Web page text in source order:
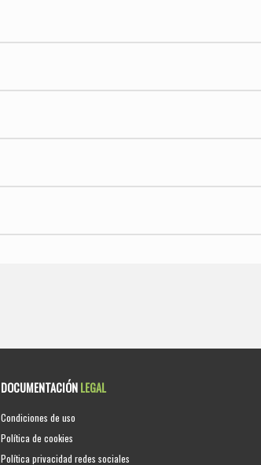
DOCUMENTACIÓNLEGAL
Condiciones de uso
Política de cookies
Política privacidad redes sociales